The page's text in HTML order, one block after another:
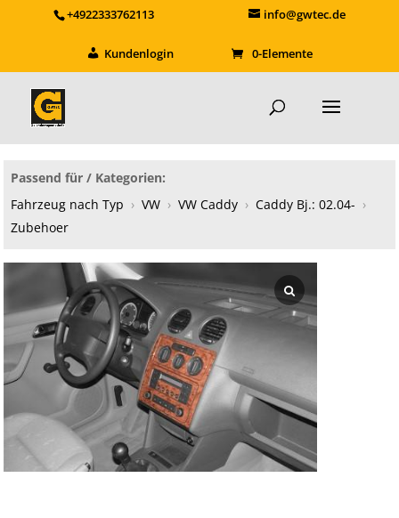
+4922333762113 info@gwtec.de
Kundenlogin 0-Elemente
Passend für / Kategorien:
Fahrzeug nach Typ › VW › VW Caddy › Caddy Bj.: 02.04- ›
Zubehoer